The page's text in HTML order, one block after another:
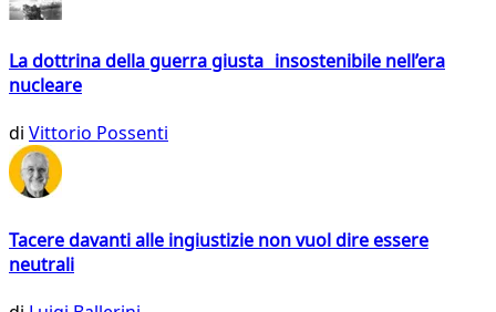
La dottrina della guerra giusta insostenibile nell’era
nucleare
di Vittorio Possenti
Tacere davanti alle ingiustizie non vuol dire essere
neutrali